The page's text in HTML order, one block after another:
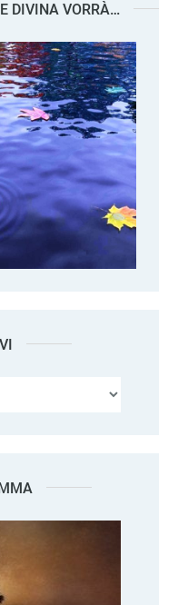
DIVINA VORRÀ…
Archivi